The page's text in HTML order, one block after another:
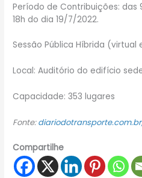
Período de Contribuições:
18h do dia 19/7/2022.
Sessão Pública Híbrida (virtual
Local: Auditório do edifício
Capacidade: 353 lugares
Fonte:
Compartilhe